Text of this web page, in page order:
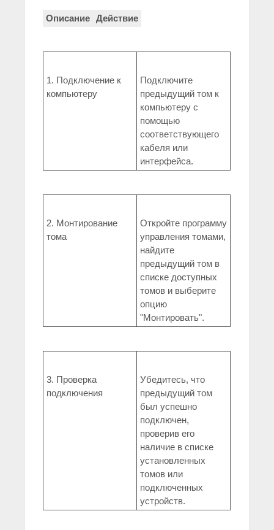
Описание Действие
1. Подключение к
компьютеру
Подключите
предыдущий том к
компьютеру с
помощью
соответствующего
кабеля или
интерфейса.
2. Монтирование
тома
Откройте программу
управления томами,
найдите
предыдущий том в
списке доступных
томов и выберите
опцию
"Монтировать".
3. Проверка
подключения
Убедитесь, что
предыдущий том
был успешно
подключен,
проверив его
наличие в списке
установленных
томов или
подключенных
устройств.